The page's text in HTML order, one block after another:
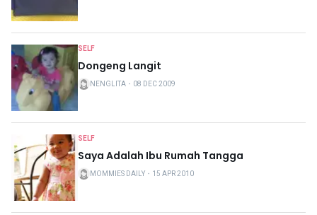
SELF
Dongeng Langit
NENGLITA ・ 08 DEC 2009
SELF
Saya Adalah Ibu Rumah Tangga
MOMMIES DAILY ・ 15 APR 2010